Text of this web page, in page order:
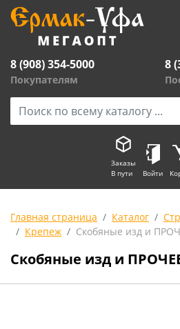
8 (908) 354-5000
Покупателям
8
Заказы
В пути
Войти
Главная страница Каталог
Крепеж
Скобяные изд и
Скобяные изд и